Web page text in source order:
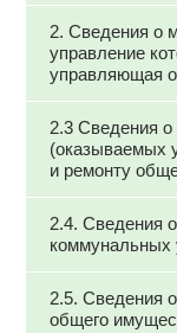
2. Сведения о
управление
управляющая
2.3 Сведения
(оказываемых
и ремонту
2.4. Сведения
коммунальных
2.5. Сведения
общего